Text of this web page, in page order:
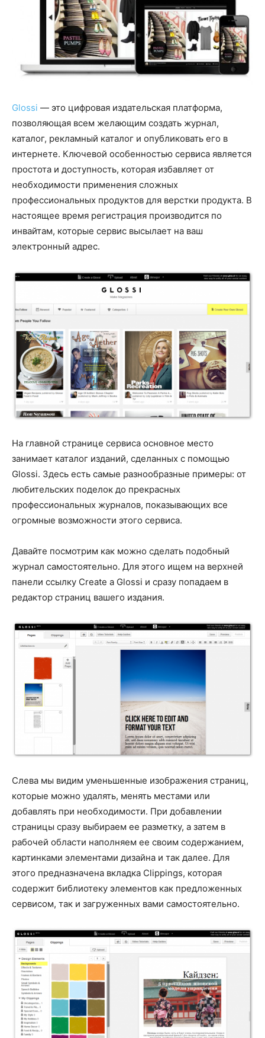
Glossi — это цифровая издательская платформа,
позволяющая всем желающим создать журнал,
каталог, рекламный каталог и опубликовать его в
интернете. Ключевой особенностью сервиса является
простота и доступность, которая избавляет от
необходимости применения сложных
профессиональных продуктов для верстки продукта. В
настоящее время регистрация производится по
инвайтам, которые сервис высылает на ваш
электронный адрес.
На главной странице сервиса основное место
занимает каталог изданий, сделанных с помощью
Glossi. Здесь есть самые разнообразные примеры: от
любительских поделок до прекрасных
профессиональных журналов, показывающих все
огромные возможности этого сервиса.
Давайте посмотрим как можно сделать подобный
журнал самостоятельно. Для этого ищем на верхней
панели ссылку Create a Glossi и сразу попадаем в
редактор страниц вашего издания.
Слева мы видим уменьшенные изображения страниц,
которые можно удалять, менять местами или
добавлять при необходимости. При добавлении
страницы сразу выбираем ее разметку, а затем в
рабочей области наполняем ее своим содержанием,
картинками элементами дизайна и так далее. Для
этого предназначена вкладка Clippings, которая
содержит библиотеку элементов как предложенных
сервисом, так и загруженных вами самостоятельно.